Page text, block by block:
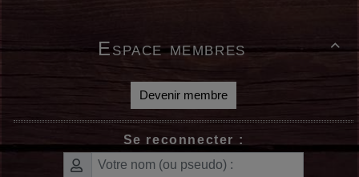

Espace membres
Devenir membre
Se reconnecter :